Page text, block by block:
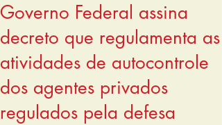
Governo Federal assina
decreto que regulamenta as
atividades de autocontrole
dos agentes privados
regulados pela defesa